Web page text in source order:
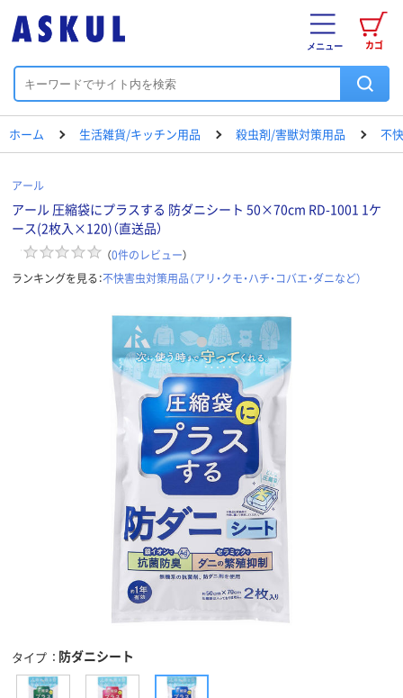
カゴ
メニュー
ホーム 生活雑貨/キッチン用品 殺虫剤/害獣対策用品 不
アール
アール 圧縮袋にプラスする 防ダニシート 50×70cm RD-1001 1ケ
ース(2枚入×120)（直送品）
（0件のレビュー）
ランキングを見る：不快害虫対策用品（アリ・クモ・ハチ・コバエ・ダニなど）
タイプ 防ダニシート